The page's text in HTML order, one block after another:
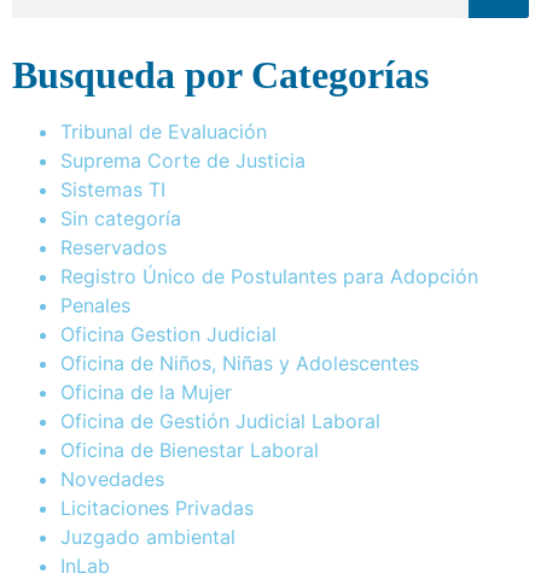
Busqueda por Categorías
Tribunal de Evaluación
Suprema Corte de Justicia
Sistemas TI
Sin categoría
Reservados
Registro Único de Postulantes para Adopción
Penales
Oficina Gestion Judicial
Oficina de Niños, Niñas y Adolescentes
Oficina de la Mujer
Oficina de Gestión Judicial Laboral
Oficina de Bienestar Laboral
Novedades
Licitaciones Privadas
Juzgado ambiental
InLab